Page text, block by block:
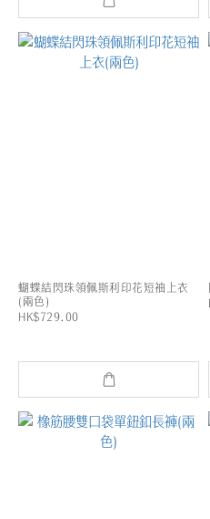
蝴蝶結閃珠領佩斯利印花短袖上衣
(兩色)
HK$729.00